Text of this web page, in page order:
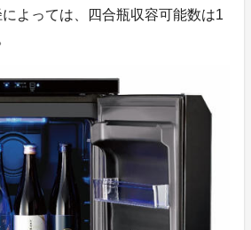
よっては、四合瓶収容可能数は1